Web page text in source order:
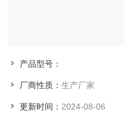
产品型号：
厂商性质：生产厂家
更新时间： 2024-08-06